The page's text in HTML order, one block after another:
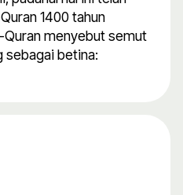
1400 tahun
menyebut semut
sebagai betina: